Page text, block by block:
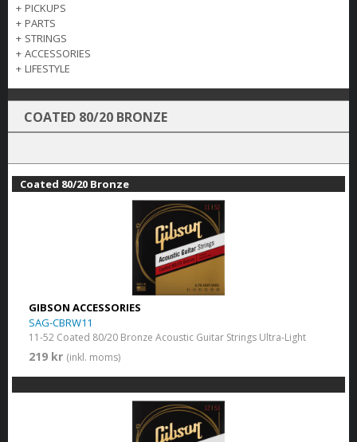
+ PICKUPS
+ PARTS
+ STRINGS
+ ACCESSORIES
+ LIFESTYLE
COATED 80/20 BRONZE
Coated 80/20 Bronze
GIBSON ACCESSORIES
SAG-CBRW11
11-52 Coated 80/20 Bronze Acoustic Guitar Strings Ultra-Light
219 kr (inkl. moms)